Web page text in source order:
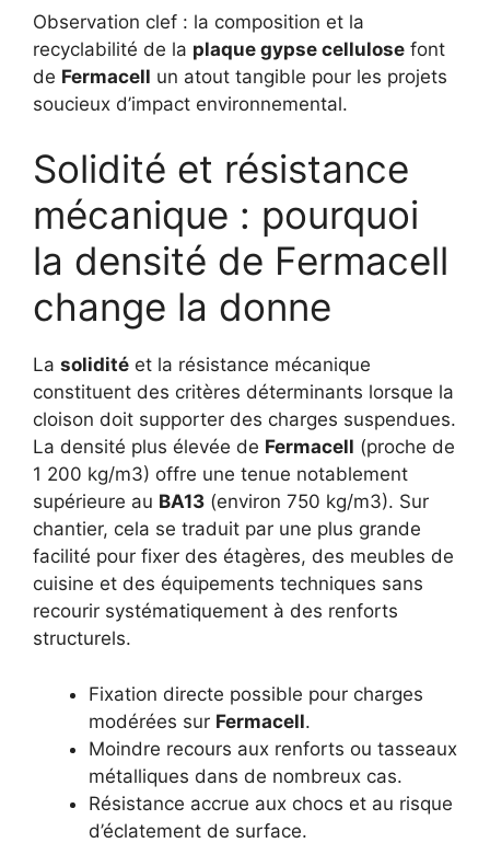
Observation clef : la composition et la
recyclabilité de la plaque gypse cellulose font
de Fermacell un atout tangible pour les projets
soucieux d’impact environnemental.
Solidité et résistance
mécanique : pourquoi
la densité de Fermacell
change la donne
La solidité et la résistance mécanique
constituent des critères déterminants lorsque la
cloison doit supporter des charges suspendues.
La densité plus élevée de Fermacell (proche de
1 200 kg/m3) offre une tenue notablement
supérieure au BA13 (environ 750 kg/m3). Sur
chantier, cela se traduit par une plus grande
facilité pour fixer des étagères, des meubles de
cuisine et des équipements techniques sans
recourir systématiquement à des renforts
structurels.
Fixation directe possible pour charges
modérées sur Fermacell.
Moindre recours aux renforts ou tasseaux
métalliques dans de nombreux cas.
Résistance accrue aux chocs et au risque
d’éclatement de surface.